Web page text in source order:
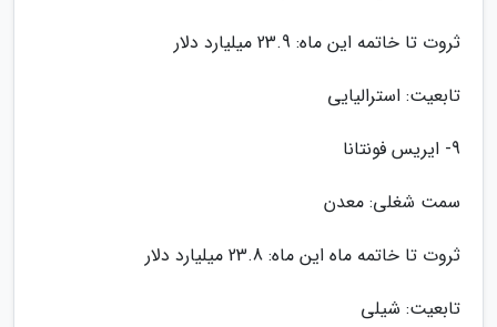
ثروت تا خاتمه این ماه: 23.9 میلیارد دلار
تابعیت: استرالیایی
9- ایریس فونتانا
سمت شغلی: معدن
ثروت تا خاتمه ماه این ماه: 23.8 میلیارد دلار
تابعیت: شیلی